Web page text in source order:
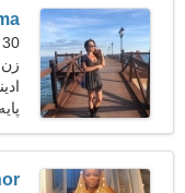
30 سال, ترازو
زن